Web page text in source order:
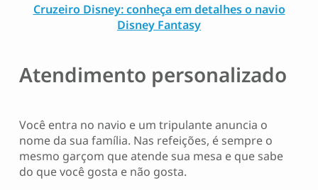
Cruzeiro Disney: conheça em detalhes o navio
Disney Fantasy
Atendimento personalizado
Você entra no navio e um tripulante anuncia o
nome da sua família. Nas refeições, é sempre o
mesmo garçom que atende sua mesa e que sabe
do que você gosta e não gosta.